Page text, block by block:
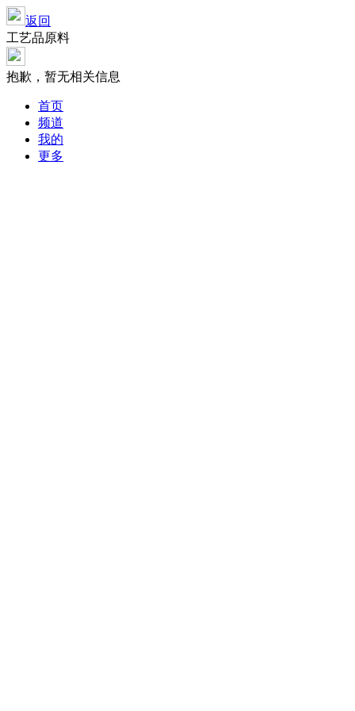
返回
工艺品原料
抱歉，暂无相关信息
首页
频道
我的
更多